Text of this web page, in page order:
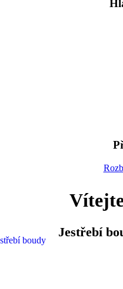
Jestřebí